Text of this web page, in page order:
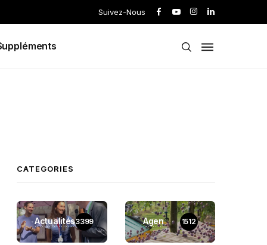
Suivez-Nous
CATEGORIES
Actualités3399 Agen 1512